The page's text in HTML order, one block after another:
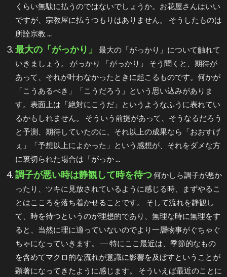
くらい無駄に払うのではないでしょうか。お花屋さんはいい
ですが、宗教屋に払うつもりはありません。 そうしたものは
所詮宗教 ...
最大の「がっかり」
最大の「がっかり」について触れて
いきましょう。 がっかり 「がっかり」 そう聞くと、期待が
あって、それが叶わなかったときに起こるものです。何かが
「こうあるべき」「こうだろう」という思い込みがありま
す。表面上は「絶対にこうだ」というようなふうに表れてい
るかもしれません。 そういう前提があって、そうなるだろう
と予測、期待していたのに、それ以上の成果なら「おおすげ
ぇ」「予想以上によかった」という感想が、それをダメな方
に裏切られた場合は「がっか ...
調子が悪い時は静観して時を待つ何かしら調子が悪か
ったり、ツキに見放されているように感じる時、まずやるこ
とはこころを落ち着かせることです。 そして流れを静観し
て、時を待つというのが理想的であり、無理な時に無理をす
ると、当然に理に適っていないのでより一層物事がぐちゃぐ
ちゃになっていきます。 ― 特にここ最近は、季節的なもの
を含めてマクロ的な流れが意識に影響を及ぼすということが
顕著になってきたように感じます。 そういえば最近のことに